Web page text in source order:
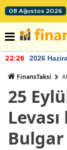
08 Ağustos 2026
22:26 2026
FinansTaksi
25
Bulgar